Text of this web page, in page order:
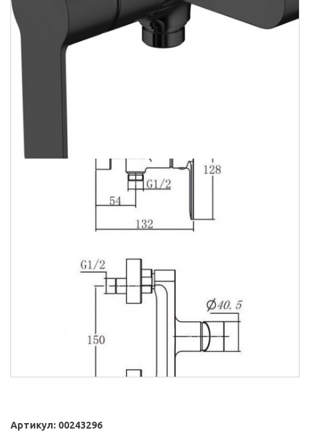
Артикул: 00243296